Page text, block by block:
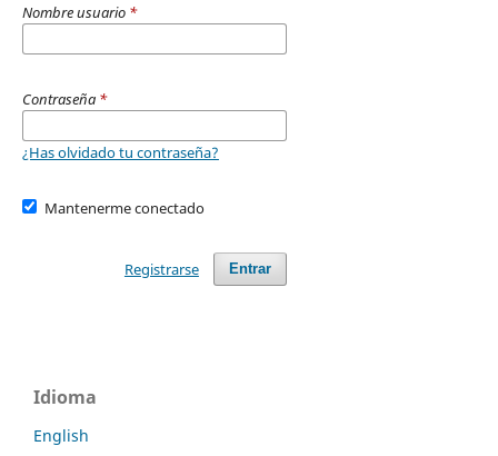
Nombre usuario *
Contraseña *
¿Has olvidado tu contraseña?
Mantenerme conectado
Entrar
Registrarse
Idioma
English